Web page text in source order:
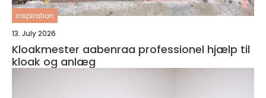
inspiration
13. July 2026
Kloakmester aabenraa professionel hjælp til
kloak og anlæg